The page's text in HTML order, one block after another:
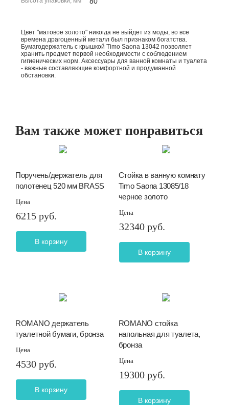
Цвет "матовое золото" никогда не выйдет из моды, во все
времена драгоценный металл был признаком богатства.
Бумагодержатель с крышкой Timo Saona 13042 позволяет
хранить предмет первой необходимости с соблюдением
гигиенических норм. Аксессуары для ванной комнаты и туалета
- важные составляющие комфортной и продуманной
обстановки.
Вам также может понравиться
Поручень/держатель для
полотенец 520 мм BRASS
Цена
6215 руб.
В корзину
Стойка в ванную комнату
Timo Saona 13085/18
черное золото
Цена
32340 руб.
В корзину
ROMANO держатель
туалетной бумаги, бронза
Цена
4530 руб.
В корзину
ROMANO стойка
напольная для туалета,
бронза
Цена
19300 руб.
В корзину